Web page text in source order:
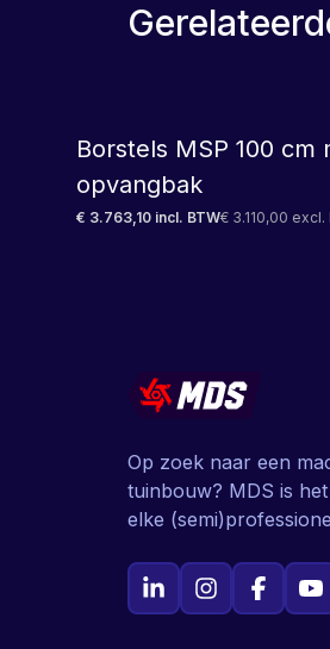
Borstels MSP 100 cm
opvangbak
€ 3.763,10 incl. BTW€ 3.110,00 excl.
Op zoek naar een
tuinbouw? MDS is
elke